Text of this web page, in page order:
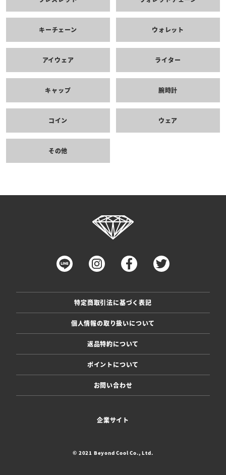
キーチェーン ウォレット
アイウェア ライター
キャップ 腕時計
コイン ウェア
その他
特定商取引法に基づく表記
個人情報の取り扱いについて
返品特約について
ポイントについて
お問い合わせ
企業サイト
© 2021 Beyond Cool Co., Ltd.